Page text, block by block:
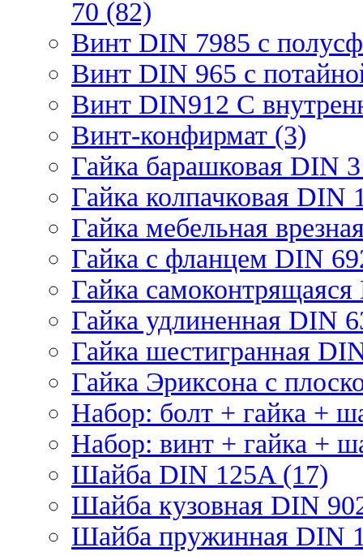
70 (82)
Винт DIN 7985 с
Винт DIN 965 с
Винт DIN912 С
Винт-конфирмат (3)
Гайка барашковая DIN
Гайка колпачковая DIN
Гайка мебельная
Гайка с фланцем DIN
Гайка
Гайка удлиненная DIN
Гайка шестигранная
Гайка Эриксона с
Набор: болт + гайка +
Набор: винт + гайка +
Шайба DIN 125A (17)
Шайба кузовная DIN
Шайба пружинная DIN